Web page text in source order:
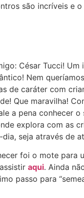
são incríveis e
César Tucci! Um
Nem
de caráter com
Que maravilha!
a pena conhecer o
explora com as
seja através de
foi o mote para
aqui. Ainda
passo para